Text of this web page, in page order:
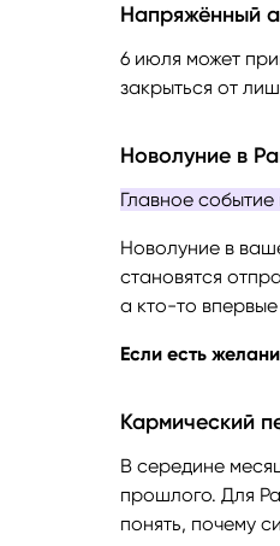
Напряжённый
6 июля может
закрыться от
Новолуние в
Главное
Новолуние в
становятся
а кто-то
Если есть
Кармический
В середине
прошлого. Для
понять, почему